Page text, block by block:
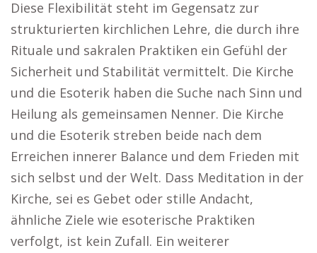
Diese Flexibilität steht im Gegensatz zur
strukturierten kirchlichen Lehre, die durch ihre
Rituale und sakralen Praktiken ein Gefühl der
Sicherheit und Stabilität vermittelt. Die Kirche
und die Esoterik haben die Suche nach Sinn und
Heilung als gemeinsamen Nenner. Die Kirche
und die Esoterik streben beide nach dem
Erreichen innerer Balance und dem Frieden mit
sich selbst und der Welt. Dass Meditation in der
Kirche, sei es Gebet oder stille Andacht,
ähnliche Ziele wie esoterische Praktiken
verfolgt, ist kein Zufall. Ein weiterer